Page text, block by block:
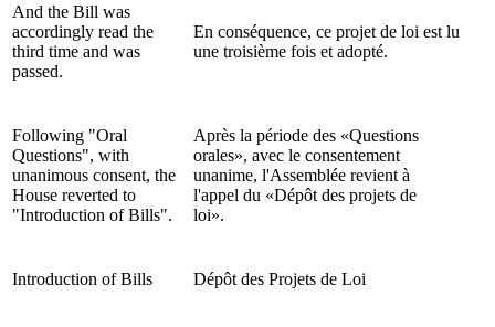
And the Bill was
accordingly read the
third time and was
passed.
En conséquence, ce projet de loi est lu
une troisième fois et adopté.
Following "Oral
Questions", with
unanimous consent, the
House reverted to
"Introduction of Bills".
Après la période des «Questions
orales», avec le consentement
unanime, l'Assemblée revient à
l'appel du «Dépôt des projets de
loi».
Introduction of Bills Dépôt des Projets de Loi